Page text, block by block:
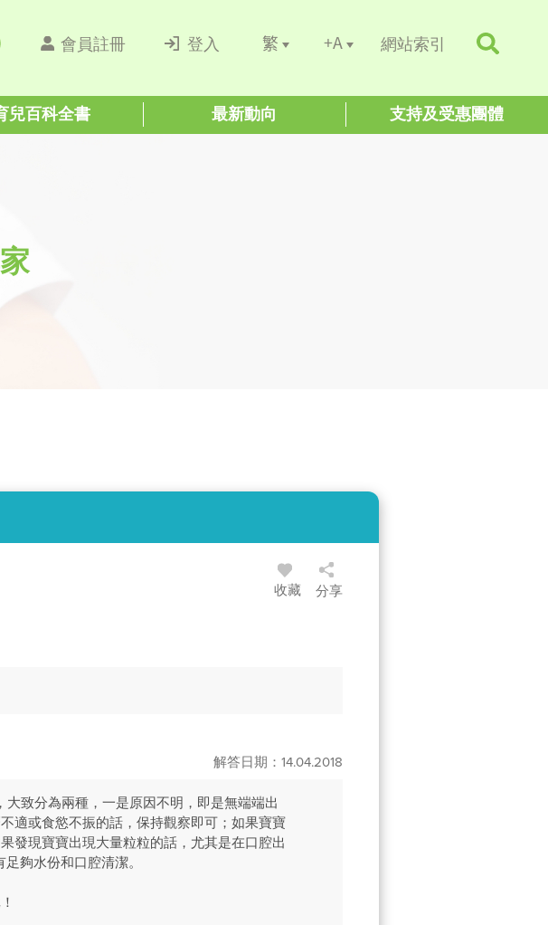
會員註冊 登入 繁 +A 網站索引
兒百科全書 最新動向 支持及受惠團體
收藏 分享
解答日期：14.04.2018
致分為兩種，一是原因不明，即是無端端出
適或食慾不振的話，保持觀察即可；如果寶寶
發現寶寶出現大量粒粒的話，尤其是在口腔出
夠水份和口腔清潔。